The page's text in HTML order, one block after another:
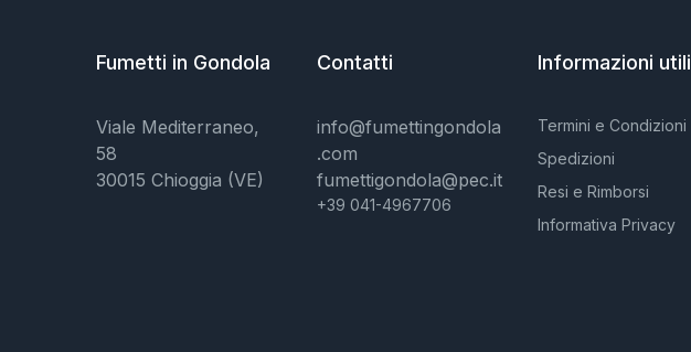
Fumetti in Gondola
Viale Mediterraneo,
58
30015 Chioggia (VE)
Contatti
info@fumettingondola
.com
fumettigondola@pec.it
+39 041-4967706
Informazioni utili
Termini e Condizioni
Spedizioni
Resi e Rimborsi
Informativa Privacy